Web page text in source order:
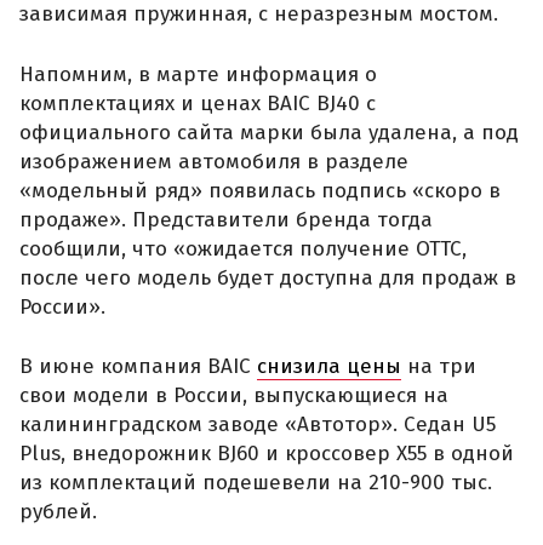
зависимая пружинная, с неразрезным мостом.
Напомним, в марте информация о
комплектациях и ценах BAIC BJ40 с
официального сайта марки была удалена, а под
изображением автомобиля в разделе
«модельный ряд» появилась подпись «скоро в
продаже». Представители бренда тогда
сообщили, что «ожидается получение ОТТС,
после чего модель будет доступна для продаж в
России».
В июне компания BAIC снизила цены на три
свои модели в России, выпускающиеся на
калининградском заводе «Автотор». Седан U5
Plus, внедорожник BJ60 и кроссовер X55 в одной
из комплектаций подешевели на 210-900 тыс.
рублей.